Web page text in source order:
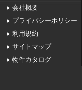
会社概要
プライバシーポリシー
利用規約
サイトマップ
物件カタログ